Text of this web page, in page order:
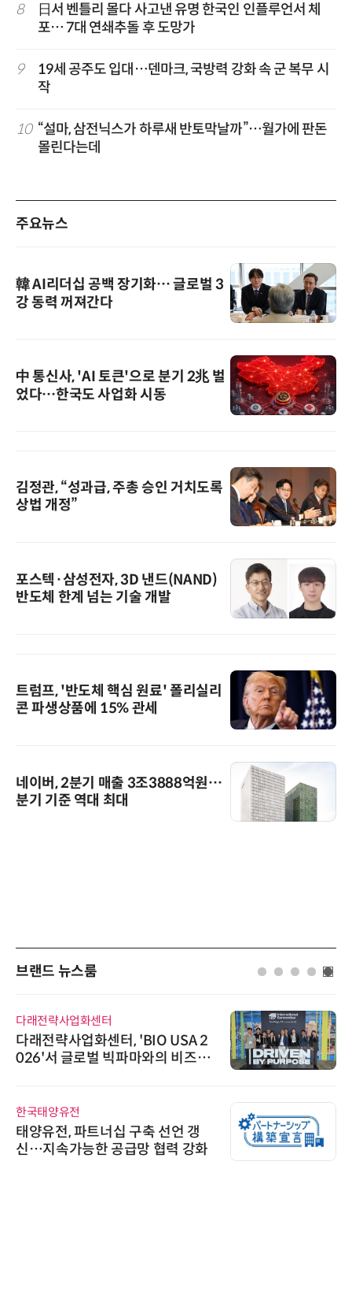
8
日서 벤틀리 몰다 사고낸 유명 한국인 인플루언서 체
포… 7대 연쇄추돌 후 도망가
9
19세 공주도 입대…덴마크, 국방력 강화 속 군 복무 시
작
10 “설마, 삼전닉스가 하루새 반토막날까”…월가에 판돈
몰린다는데
주요뉴스
韓 AI리더십 공백 장기화… 글로벌 3
강 동력 꺼져간다
中 통신사, 'AI 토큰'으로 분기 2兆 벌
었다…한국도 사업화 시동
김정관, “성과급, 주총 승인 거치도록
상법 개정”
포스텍·삼성전자, 3D 낸드(NAND)
반도체 한계 넘는 기술 개발
트럼프, '반도체 핵심 원료' 폴리실리
콘 파생상품에 15% 관세
네이버, 2분기 매출 3조3888억원…
분기 기준 역대 최대
브랜드 뉴스룸
다래전략사업화센터
다래전략사업화센터, 'BIO USA 2
026'서 글로벌 빅파마와의 비즈니
한국태양유전
태양유전, 파트너십 구축 선언 갱
신…지속가능한 공급망 협력 강화